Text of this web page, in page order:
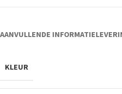
AANVULLENDE INFORMATIE
KLEUR